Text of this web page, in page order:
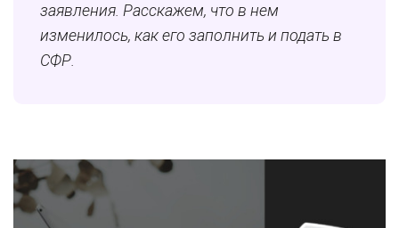
заявления. Расскажем, что в нем
изменилось, как его заполнить и подать в
СФР.